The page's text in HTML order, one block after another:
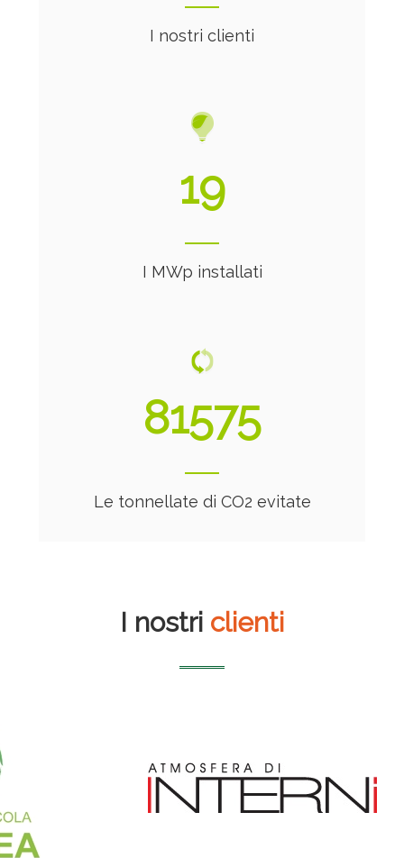
I nostri clienti
21
I MWp installati
88160
Le tonnellate di CO2 evitate
I nostri clienti